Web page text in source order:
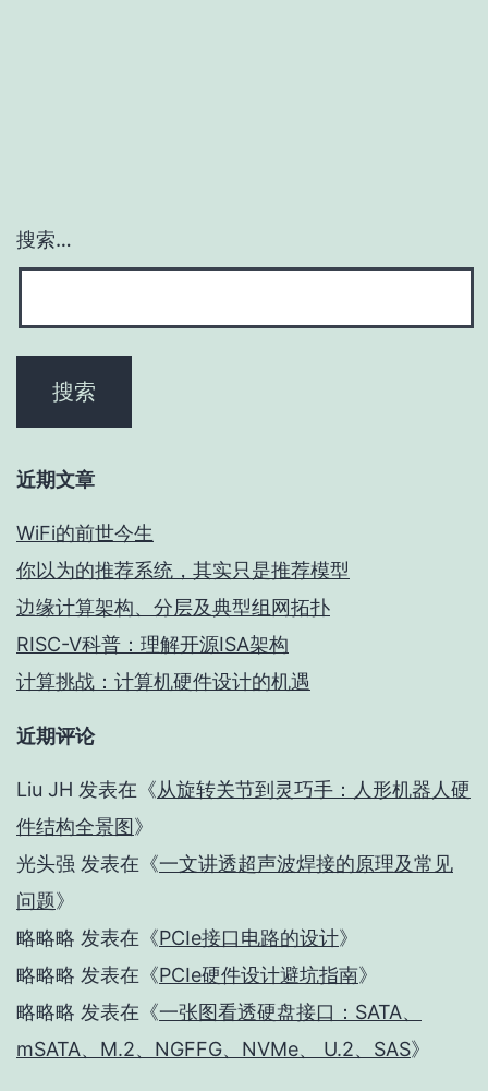
搜索…
近期文章
WiFi的前世今生
你以为的推荐系统，其实只是推荐模型
边缘计算架构、分层及典型组网拓扑
RISC-V科普：理解开源ISA架构
计算挑战：计算机硬件设计的机遇
近期评论
Liu JH 发表在《从旋转关节到灵巧手：人形机器人硬
件结构全景图》
光头强 发表在《一文讲透超声波焊接的原理及常见
问题》
略略略 发表在《PCIe接口电路的设计》
略略略 发表在《PCIe硬件设计避坑指南》
略略略 发表在《一张图看透硬盘接口：SATA、
mSATA、M.2、NGFFG、NVMe、 U.2、SAS》